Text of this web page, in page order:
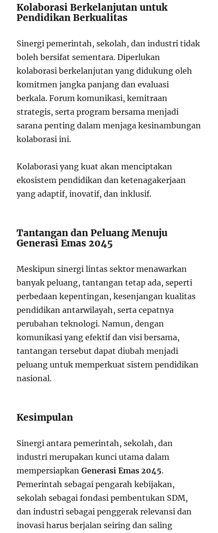
Kolaborasi Berkelanjutan untuk
Pendidikan Berkualitas
Sinergi pemerintah, sekolah, dan industri tidak
boleh bersifat sementara. Diperlukan
kolaborasi berkelanjutan yang didukung oleh
komitmen jangka panjang dan evaluasi
berkala. Forum komunikasi, kemitraan
strategis, serta program bersama menjadi
sarana penting dalam menjaga kesinambungan
kolaborasi ini.
Kolaborasi yang kuat akan menciptakan
ekosistem pendidikan dan ketenagakerjaan
yang adaptif, inovatif, dan inklusif.
Tantangan dan Peluang Menuju
Generasi Emas 2045
Meskipun sinergi lintas sektor menawarkan
banyak peluang, tantangan tetap ada, seperti
perbedaan kepentingan, kesenjangan kualitas
pendidikan antarwilayah, serta cepatnya
perubahan teknologi. Namun, dengan
komunikasi yang efektif dan visi bersama,
tantangan tersebut dapat diubah menjadi
peluang untuk memperkuat sistem pendidikan
nasional.
Kesimpulan
Sinergi antara pemerintah, sekolah, dan
industri merupakan kunci utama dalam
mempersiapkanGenerasi Emas 2045.
Pemerintah sebagai pengarah kebijakan,
sekolah sebagai fondasi pembentukan SDM,
dan industri sebagai penggerak relevansi dan
inovasi harus berjalan seiring dan saling